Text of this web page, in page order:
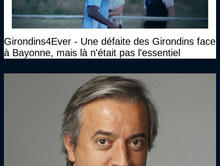
Girondins4Ever - Une défaite des Girondins face
à Bayonne, mais là n'était pas l'essentiel